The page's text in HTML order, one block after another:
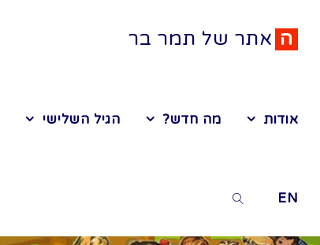
ה אתר של תמר בר
אודות מה חדש? הגיל השלישי
EN